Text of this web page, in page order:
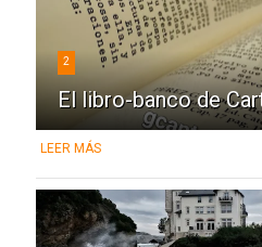
2
El libro-banco de
LEER MÁS